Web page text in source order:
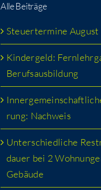
Alle Bei­trä­ge
Steu­er­ter­mi­ne
Kin­der­geld:
Berufsausbildung
rung: Nachweis
Unter­schied­li­che
dau­er bei 2
Gebäude